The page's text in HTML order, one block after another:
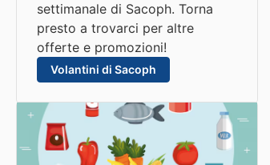
settimanale di Sacoph. Torna
presto a trovarci per altre
offerte e promozioni!
Volantini di Sacoph